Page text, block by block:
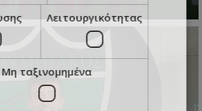
Λειτουργικότητας
Μη ταξινομημένα